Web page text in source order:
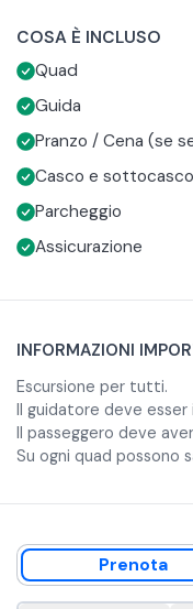
Al termine del tour è
un pranzo o una cena
BBQ (disponibile a
pesce, entrambi
bevande e caffè.
COSA È INCLUSO
Quad
Guida
Pranzo / Cena (se
Casco e sottocasco
Parcheggio
Assicurazione
INFORMAZIONI
Escursione per tutti.
Il guidatore deve
Il passeggero deve
Su ogni quad possono
Prenota